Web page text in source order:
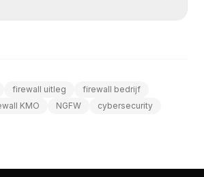
firewall uitleg
firewall bedrijf
KMO
NGFW cybersecurity